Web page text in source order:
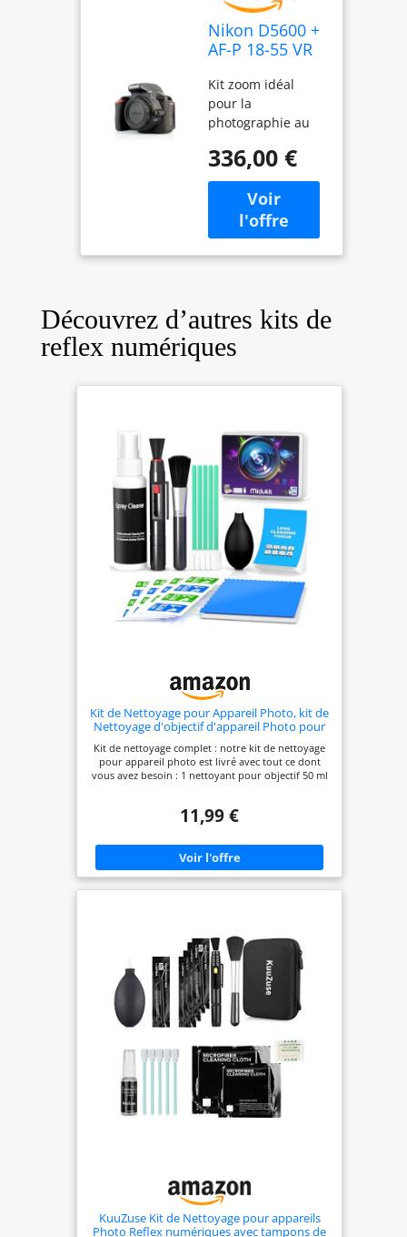
Nikon D5600 +
AF-P 18-55 VR
numérique
24,2 Mpix Noir
Kit zoom idéal
pour la
photographie au
intègre le moteur
pas à pas de
Nikon, qui accélère
la mise au point et
facilite la
réalisation de
mécanique De
plus, la fonction
impressionnante
vibration de Nikon
images nettes,
même en cas de
faible luminosité
Boîtier
336,00 €
Découvrez d’autres kits de
reflex numériques
Kit de Nettoyage pour Appareil Photo, kit de
Nettoyage d'objectif d'appareil Photo pour
Compatible avec Canon, Sony, Nikon,
Pentax, kit de Nettoyage de capteur
Kit de nettoyage complet : notre kit de nettoyage
pour appareil photo est livré avec tout ce dont
vous avez besoin : 1 nettoyant pour objectif 50 ml
capteur + 25 chiffons de nettoyage en microfibre +
Conçu pour garder votre appareil photo
impeccable et fonctionner comme neuf. Utilisation
polyvalente : que vous soyez un photographe
professionnel ou un voyageur aventureux, ce kit
les voyages en déplacement. Protection de
l'appareil photo : un nettoyage régulier prolonge
la durée de vie de votre appareil photo et de
votre objectif, assurant des photos claires et des
images de haute qualité. Ce kit est conçu pour
protéger votre investissement contre la poussière,
la saleté et les traces de doigts. Cadeau parfait :
votre vie avec ce kit de nettoyage complet. Un
cadeau pratique qui soutient leur passion et
maintient leur équipement en bon état.
Satisfaction garantie : nous soutenons notre kit de
nettoyage pour appareil photo avec une
promesse de qualité et de fiabilité. Si vous
11,99 €
KuuZuse Kit de Nettoyage pour appareils
Photo Reflex numériques avec tampons de